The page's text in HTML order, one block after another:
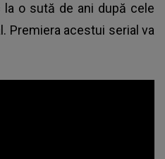
la o sută de ani după cele
Premiera acestui serial va